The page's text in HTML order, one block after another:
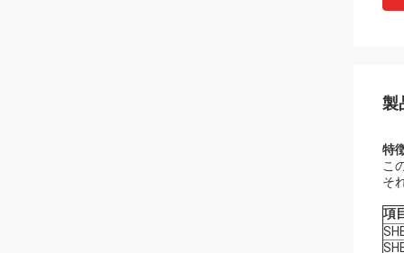
製
特
こ
そ
項